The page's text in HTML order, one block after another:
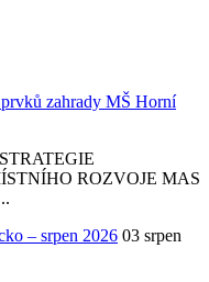
zahrady MŠ Horní
ROZVOJE MAS
– srpen 2026 03 srpen